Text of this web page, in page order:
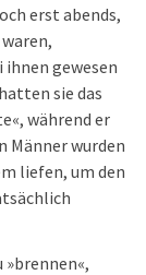
erst abends,
gewesen
sie das
während er
Männer wurden
liefen, um den
»brennen«,